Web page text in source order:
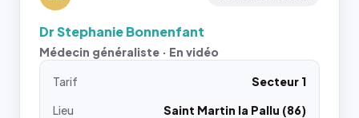
Dr Stephanie Bonnenfant
Médecin généraliste · En vidéo
Tarif
Secteur 1
Lieu
Saint Martin la Pallu (86)